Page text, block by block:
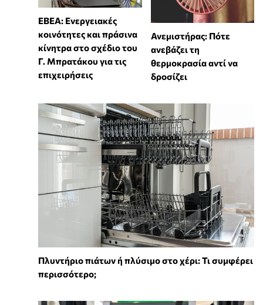
ΕΒΕΑ: Ενεργειακές
κοινότητες και πράσινα
κίνητρα στο σχέδιο του
Γ. Μπρατάκου για τις
επιχειρήσεις
Ανεμιστήρας: Πότε
ανεβάζει τη
θερμοκρασία αντί να
δροσίζει
Πλυντήριο πιάτων ή πλύσιμο στο χέρι: Τι συμφέρει
περισσότερο;